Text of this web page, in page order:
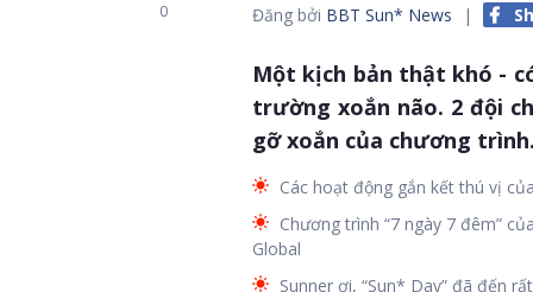
0 Đăng bởi BBT Sun* News |
Một kịch bản thật khó -
trường xoắn não. 2 đội
gỡ xoắn của chương
Các hoạt động gắn kết thú vị
Chương trình “7 ngày 7 đêm”
Global
Sunner ơi, “Sun* Day” đã đến